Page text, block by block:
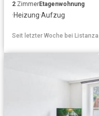
2 ZimmerEtagenwohnung
·Heizung·Aufzug
Seit letzter Woche bei Listanza